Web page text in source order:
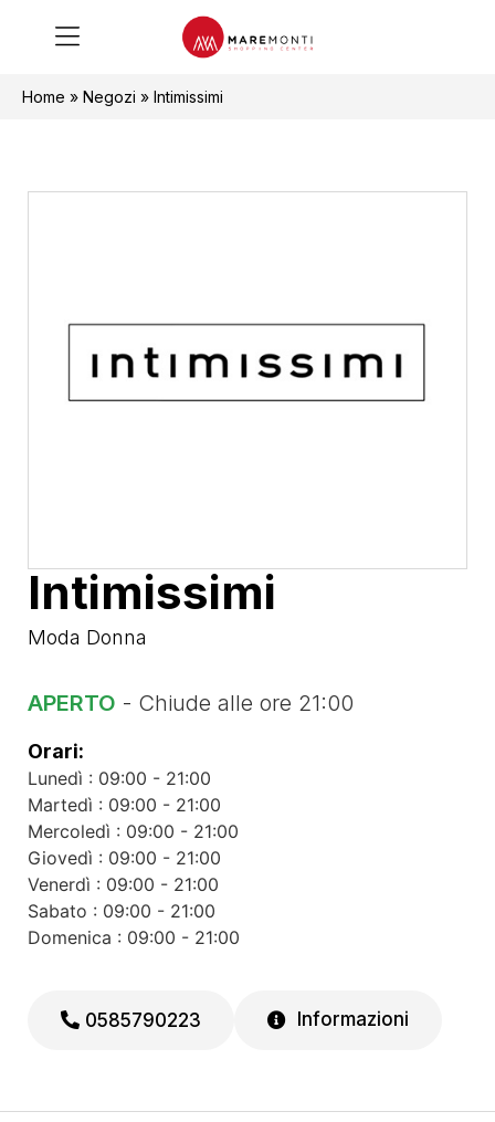
Home » Negozi » Intimissimi
Intimissimi
Moda Donna
APERTO - Chiude alle ore 21:00
Orari:
Lunedì : 09:00 - 21:00
Martedì : 09:00 - 21:00
Mercoledì : 09:00 - 21:00
Giovedì : 09:00 - 21:00
Venerdì : 09:00 - 21:00
Sabato : 09:00 - 21:00
Domenica : 09:00 - 21:00
0585790223 Informazioni